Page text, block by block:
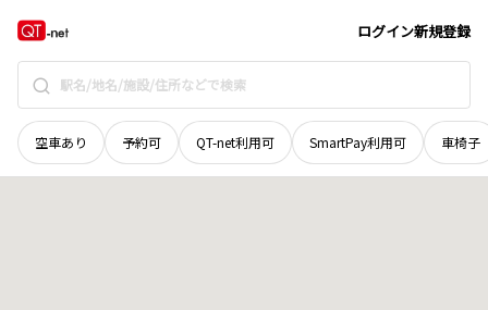
ログイン新規登録
空車あり 予約可 QT-net利用可 SmartPay利用可 車椅子
宮城県